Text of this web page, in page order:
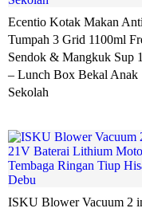
Ecentio Kotak Makan Anti
Tumpah 3 Grid 1100ml
Sendok & Mangkuk Sup
– Lunch Box Bekal Anak
Sekolah
ISKU Blower Vacuum 2